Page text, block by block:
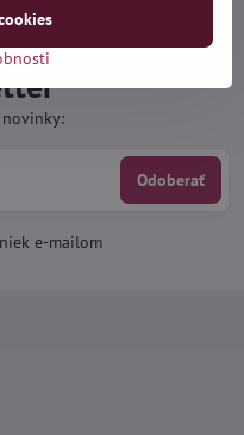
Odoberať
e-mailom